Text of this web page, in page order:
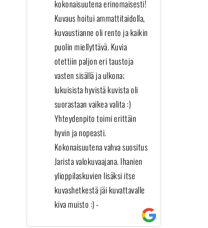
kokonaisuutena erinomaisesti!
Kuvaus hoitui ammattitaidolla,
kuvaustianne oli rento ja kaikin
puolin miellyttävä. Kuvia
otettiin paljon eri taustoja
vasten sisällä ja ulkona;
lukuisista hyvistä kuvista oli
suorastaan vaikea valita :)
Yhteydenpito toimi erittäin
hyvin ja nopeasti.
Kokonaisuutena vahva suositus
Jarista valokuvaajana. Ihanien
ylioppilaskuvien lisäksi itse
kuvashetkestä jäi kuvattavalle
kiva muisto :)-